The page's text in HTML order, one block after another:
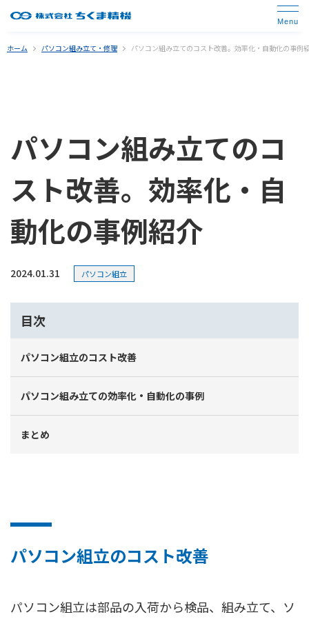
ホーム パソコン組み立て・修理 パソコン組み立てのコスト改善。効率化・自動化の事例
パソコン組み立てのコ
スト改善。効率化・自
動化の事例紹介
2024.01.31 パソコン組立
目次
パソコン組立のコスト改善
パソコン組み立ての効率化・自動化の事例
まとめ
パソコン組立のコスト改善
パソコン組立は部品の入荷から検品、組み立て、ソ